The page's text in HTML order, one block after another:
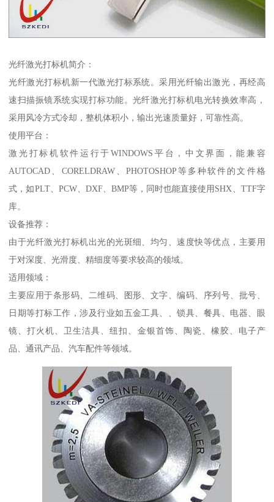
光纤激光打标机简介：
光纤激光打标机新一代激光打标系统。采用光纤输出激光，再经高
速扫描振镜系统实现打标功能。光纤激光打标机电光转换效率高，
采用风冷方式冷却，整机体积小，输出光速质量好，可靠性高。
使用平台：
激光打标机软件运行于WINDOWS平台，中文界面，能兼容
AUTOCAD、CORELDRAW、PHOTOSHOP等多种软件的文件格
式，如PLT、PCW、DXF、BMP等，同时也能直接使用SHX、TTF字
库。
设备推荐：
由于光纤激光打标机出光的光斑细、均匀、速度快等优点，主要用
于对深度、光滑度、精细度等要求较高的领域。
适用领域：
主要应用于条形码、二维码、图形、文字、编码、序列号、批号、
日期等打标工作，涉及行业如五金工具、、锁具、餐具、电器、眼
镜、打火机、卫生洁具、纽扣、金银首饰、陶瓷、橡胶、电子产
品、通讯产品、汽车配件等领域。